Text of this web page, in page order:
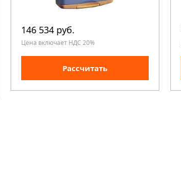
146 534 руб.
Цена включает НДС 20%
Рассчитать